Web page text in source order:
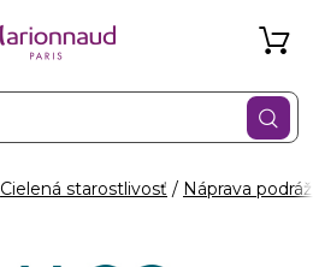
Cielená starostlivosť Náprava